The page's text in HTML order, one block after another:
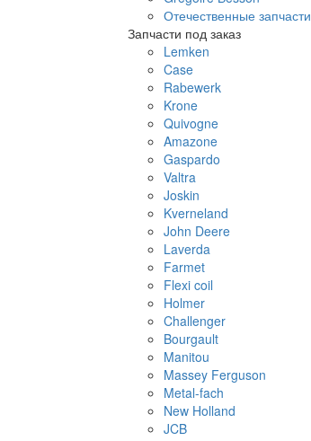
Отечественные запчасти
Запчасти под заказ
Lemken
Case
Rabewerk
Krone
Quivogne
Amazone
Gaspardo
Valtra
Joskin
Kverneland
John Deere
Laverda
Farmet
Flexi coil
Holmer
Challenger
Bourgault
Manitou
Massey Ferguson
Metal-fach
New Holland
JCB